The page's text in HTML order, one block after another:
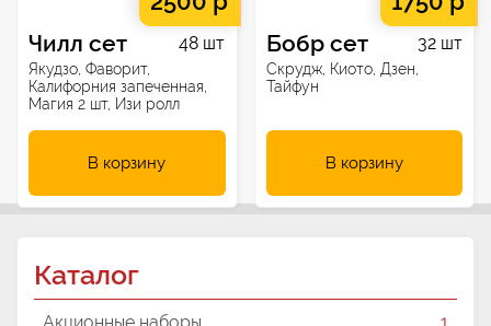
Чилл сет 48 шт
Якудзо, Фаворит,
Калифорния запеченная,
Магия 2 шт, Изи ролл
В корзину
Бобр сет 32 шт
Скрудж, Киото, Дзен,
Тайфун
В корзину
Каталог